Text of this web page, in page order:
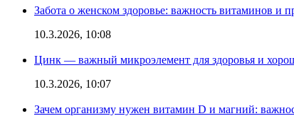
Забота о женском здоровье: важность витаминов и
10.3.2026, 10:08
Цинк — важный микроэлемент для здоровья и
10.3.2026, 10:07
Зачем организму нужен витамин D и магний: